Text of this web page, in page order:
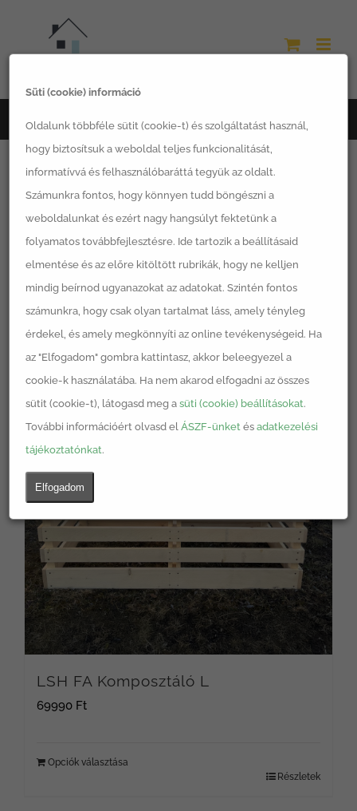
Süti (cookie) információ
Oldalunk többféle sütit (cookie-t) és szolgáltatást használ,
hogy biztosítsuk a weboldal teljes funkcionalitását,
informatívvá és felhasználóbaráttá tegyük az oldalt.
Számunkra fontos, hogy könnyen tudd böngészni a
weboldalunkat és ezért nagy hangsúlyt fektetünk a
folyamatos továbbfejlesztésre. Ide tartozik a beállításaid
elmentése és az előre kitöltött rubrikák, hogy ne kelljen
mindig beírnod ugyanazokat az adatokat. Szintén fontos
számunkra, hogy csak olyan tartalmat láss, amely tényleg
érdekel, és amely megkönnyíti az online tevékenységeid. Ha
az "Elfogadom" gombra kattintasz, akkor beleegyezel a
cookie-k használatába. Ha nem akarod elfogadni az összes
sütit (cookie-t), látogasd meg asüti (cookie) beállításokat.
További információért olvasd elÁSZF-ünket ésadatkezelési
tájékoztatónkat.
Elfogadom
Főoldal komposztálás
Rendezés:Alapértelmezett sorrend
12 Termékmutatása
LSH FA Komposztáló L
69990 Ft
Opciók választása
Részletek